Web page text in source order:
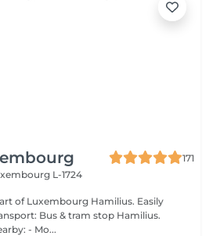
171
L-1724
Hamilius. Easily
Bus & tram stop Hamilius.
- Mo...